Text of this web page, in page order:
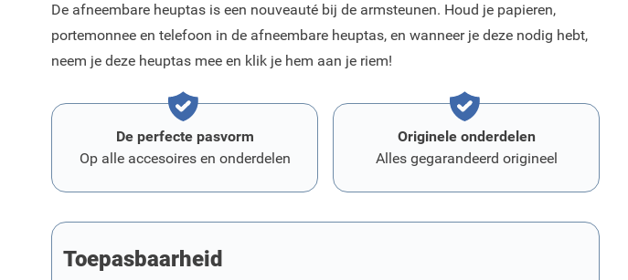
De afneembare heuptas is een nouveauté bij de armsteunen. Houd je papieren,
portemonnee en telefoon in de afneembare heuptas, en wanneer je deze nodig hebt,
neem je deze heuptas mee en klik je hem aan je riem!
De perfecte pasvorm
Op alle accesoires en onderdelen
Originele onderdelen
Alles gegarandeerd origineel
Toepasbaarheid